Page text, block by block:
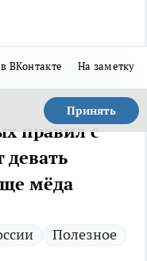
ВКонтакте На заметку
Принять
правил с
мёда
Полезное